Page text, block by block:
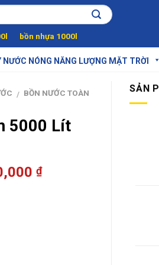
bồn nhựa 1000l
NƯỚC NÓNG NĂNG LƯỢNG MẶT TRỜI
/ BỒN NƯỚC TOÀN
5000 Lít
₫
SẢN